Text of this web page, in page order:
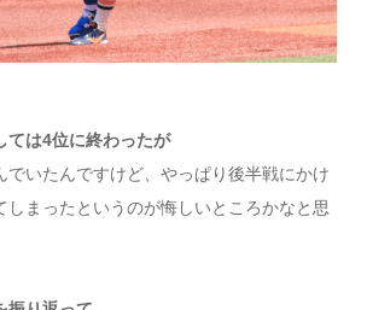
ては4位に終わったが
でいたんですけど、やっぱり後半戦にかけ
しまったというのが悔しいところかなと思